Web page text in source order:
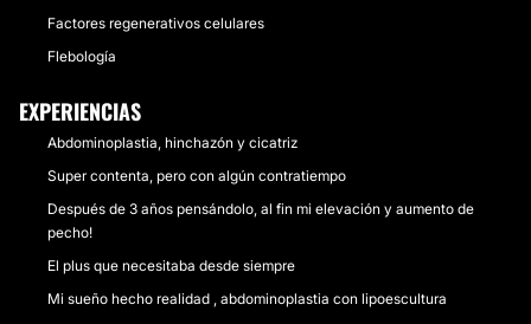
Factores regenerativos celulares
Flebología
EXPERIENCIAS
Abdominoplastia, hinchazón y cicatriz
Super contenta, pero con algún contratiempo
Después de 3 años pensándolo, al fin mi elevación y aumento de
pecho!
El plus que necesitaba desde siempre
Mi sueño hecho realidad , abdominoplastia con lipoescultura